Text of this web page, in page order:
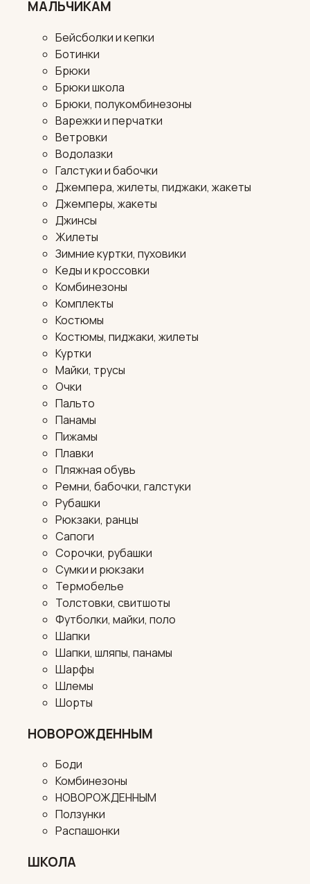
МАЛЬЧИКАМ
Бейсболки и кепки
Ботинки
Брюки
Брюки школа
Брюки, полукомбинезоны
Варежки и перчатки
Ветровки
Водолазки
Галстуки и бабочки
Джемпера, жилеты, пиджаки, жакеты
Джемперы, жакеты
Джинсы
Жилеты
Зимние куртки, пуховики
Кеды и кроссовки
Комбинезоны
Комплекты
Костюмы
Костюмы, пиджаки, жилеты
Куртки
Майки, трусы
Очки
Пальто
Панамы
Пижамы
Плавки
Пляжная обувь
Ремни, бабочки, галстуки
Рубашки
Рюкзаки, ранцы
Сапоги
Сорочки, рубашки
Сумки и рюкзаки
Термобелье
Толстовки, свитшоты
Футболки, майки, поло
Шапки
Шапки, шляпы, панамы
Шарфы
Шлемы
Шорты
НОВОРОЖДЕННЫМ
Боди
Комбинезоны
НОВОРОЖДЕННЫМ
Ползунки
Распашонки
ШКОЛА